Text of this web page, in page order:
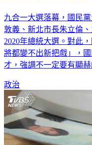
九合一大選落幕，國民
敦義、新北市長朱立倫
2020年總統大選。對此
將都變不出新把戲」，
才，強調不一定要有顯
政治